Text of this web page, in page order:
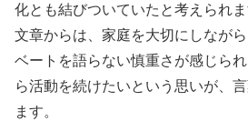
化とも結びついていたと考えられ
文章からは、家庭を大切にしなが
ベートを語らない慎重さが感じら
ら活動を続けたいという思いが、
ます。